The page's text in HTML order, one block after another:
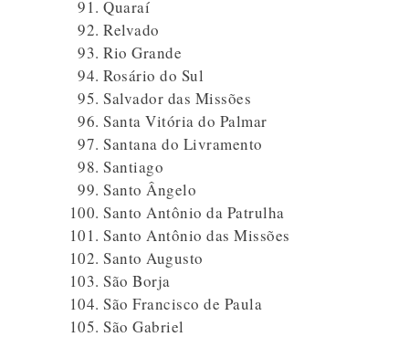
Quaraí
Relvado
Rio Grande
Rosário do Sul
Salvador das Missões
Santa Vitória do Palmar
Santana do Livramento
Santiago
Santo Ângelo
Santo Antônio da Patrulha
Santo Antônio das Missões
Santo Augusto
São Borja
São Francisco de Paula
São Gabriel